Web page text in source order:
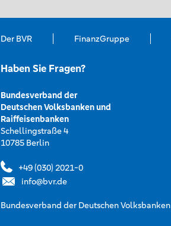
Der BVR FinanzGruppe
Haben Sie Fragen?
Bundesverband der
Deutschen Volksbanken und
Raiffeisenbanken
Schellingstraße 4
10785 Berlin
+49 (030) 2021-0
info@bvr.de
Bundesverband der Deutschen